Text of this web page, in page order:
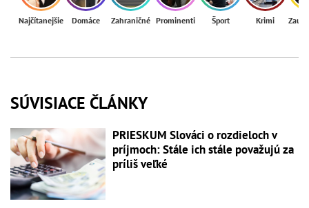
Najčítanejšie Domáce Zahraničné Prominenti Šport Krimi
SÚVISIACE ČLÁNKY
PRIESKUM Slováci o rozdieloch v
príjmoch: Stále ich stále považujú za
príliš veľké